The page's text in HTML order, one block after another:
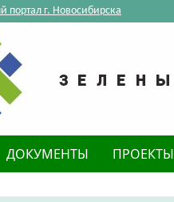
портал г. Новосибирска
ДОКУМЕНТЫ ПРОЕКТЫ